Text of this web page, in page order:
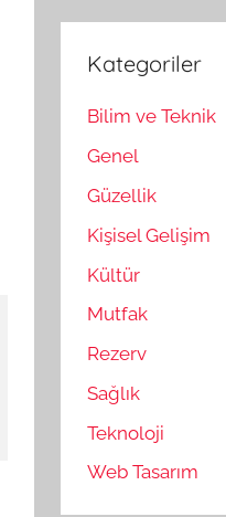
Kategoriler
Bilim ve Teknik
Genel
Güzellik
Kişisel Gelişim
Kültür
Mutfak
Rezerv
Sağlık
Teknoloji
Web Tasarım